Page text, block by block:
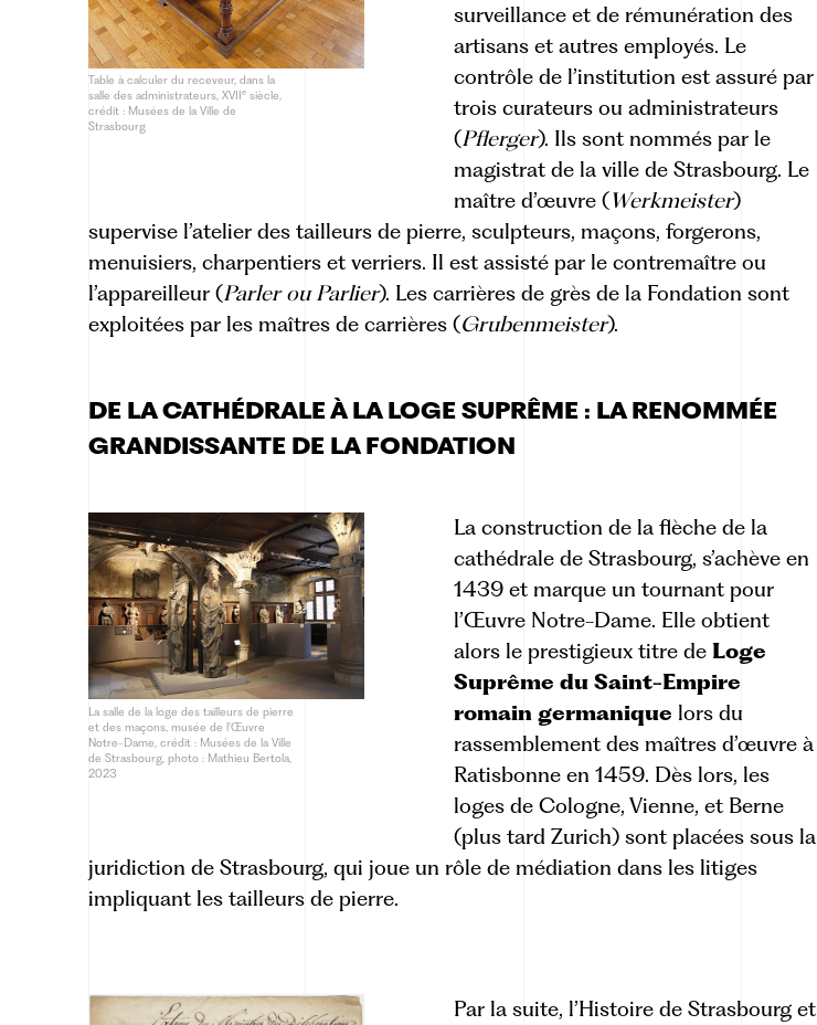
Table à calculer du receveur, dans la
salle des administrateurs, XVIIe siècle,
crédit : Musées de la Ville de
Strasbourg
surveillance et de rémunération des
artisans et autres employés. Le
contrôle de l’institution est assuré par
trois curateurs ou administrateurs
(Pflerger). Ils sont nommés par le
magistrat de la ville de Strasbourg. Le
maître d’œuvre (Werkmeister)
supervise l’atelier des tailleurs de pierre, sculpteurs, maçons, forgerons,
menuisiers, charpentiers et verriers. Il est assisté par le contremaître ou
l’appareilleur (Parler ou Parlier). Les carrières de grès de la Fondation sont
exploitées par les maîtres de carrières (Grubenmeister).
DE LA CATHÉDRALE À LA LOGE SUPRÊME : LA RENOMMÉE
GRANDISSANTE DE LA FONDATION
La salle de la loge des tailleurs de pierre
et des maçons, musée de l’Œuvre
Notre-Dame, crédit : Musées de la Ville
de Strasbourg, photo : Mathieu Bertola,
2023
La construction de la flèche de la
cathédrale de Strasbourg, s’achève en
1439 et marque un tournant pour
l’Œuvre Notre-Dame. Elle obtient
alors le prestigieux titre de Loge
Suprême du Saint-Empire
romain germanique lors du
rassemblement des maîtres d’œuvre à
Ratisbonne en 1459. Dès lors, les
loges de Cologne, Vienne, et Berne
(plus tard Zurich) sont placées sous la
juridiction de Strasbourg, qui joue un rôle de médiation dans les litiges
impliquant les tailleurs de pierre.
Par la suite, l’Histoire de Strasbourg et